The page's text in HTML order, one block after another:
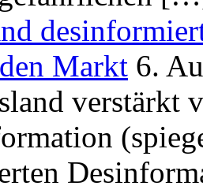
Markt 6.
verstärkt